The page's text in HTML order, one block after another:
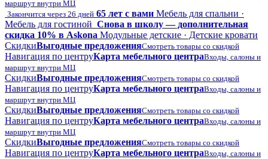
маршрут внутри МЦ
Закончится через 26 дней 65 лет с вами Мебель для спальни ·
Мебель для гостиной Снова в школу — дополнительная
скидка 10% в Askona Модульные детские · Детские кровати
СкидкиВыгодные предложенияСмотреть товары со скидкой
Навигация по центруКарта мебельного центраВходы, салоны и
маршрут внутри МЦ
СкидкиВыгодные предложенияСмотреть товары со скидкой
Навигация по центруКарта мебельного центраВходы, салоны и
маршрут внутри МЦ
СкидкиВыгодные предложенияСмотреть товары со скидкой
Навигация по центруКарта мебельного центраВходы, салоны и
маршрут внутри МЦ
СкидкиВыгодные предложенияСмотреть товары со скидкой
Навигация по центруКарта мебельного центраВходы, салоны и